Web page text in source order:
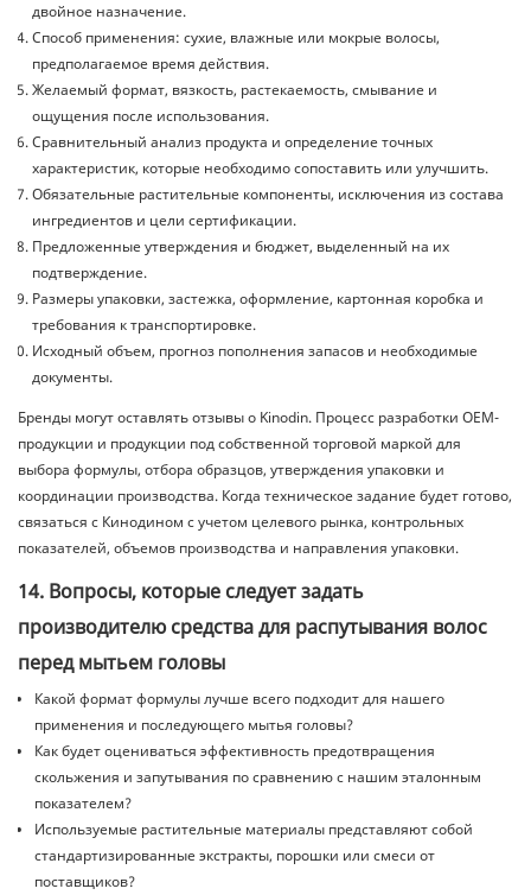
двойное назначение.
Способ применения: сухие, влажные или мокрые волосы,
предполагаемое время действия.
Желаемый формат, вязкость, растекаемость, смывание и
ощущения после использования.
Сравнительный анализ продукта и определение точных
характеристик, которые необходимо сопоставить или улучшить.
Обязательные растительные компоненты, исключения из состава
ингредиентов и цели сертификации.
Предложенные утверждения и бюджет, выделенный на их
подтверждение.
Размеры упаковки, застежка, оформление, картонная коробка и
требования к транспортировке.
Исходный объем, прогноз пополнения запасов и необходимые
документы.
Бренды могут оставлять отзывы о Kinodin. Процесс разработки OEM-
продукции и продукции под собственной торговой маркой для
выбора формулы, отбора образцов, утверждения упаковки и
координации производства. Когда техническое задание будет готово,
связаться с Кинодином с учетом целевого рынка, контрольных
показателей, объемов производства и направления упаковки.
14. Вопросы, которые следует задать
производителю средства для распутывания волос
перед мытьем головы
Какой формат формулы лучше всего подходит для нашего
применения и последующего мытья головы?
Как будет оцениваться эффективность предотвращения
скольжения и запутывания по сравнению с нашим эталонным
показателем?
Используемые растительные материалы представляют собой
стандартизированные экстракты, порошки или смеси от
поставщиков?